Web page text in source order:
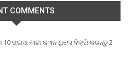
COMMENTS
10 ପଇସା ବାଲା କଏନ ଥିଲେ ବିକ୍ରି କରନ୍ତୁ 2